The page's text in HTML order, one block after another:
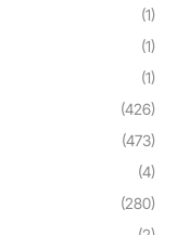
(1)
(1)
(1)
(426)
(473)
(4)
(280)